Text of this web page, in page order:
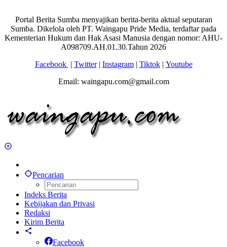
Portal Berita Sumba menyajikan berita-berita aktual seputaran
Sumba. Dikelola oleh PT. Waingapu Pride Media, terdaftar pada
Kementerian Hukum dan Hak Asasi Manusia dengan nomor: AHU-
A098709.AH.01.30.Tahun 2026
Facebook | Twitter| Instagram| Tiktok| Youtube
Email: waingapu.com@gmail.com
Pencarian
Indeks Berita
Kebijakan dan Privasi
Redaksi
Kirim Berita
Facebook